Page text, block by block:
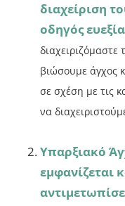
διαχείριση
οδηγός
βιώσουμε άγχος
σε σχέση με τις
να
Υπαρξιακό
εμφανίζεται